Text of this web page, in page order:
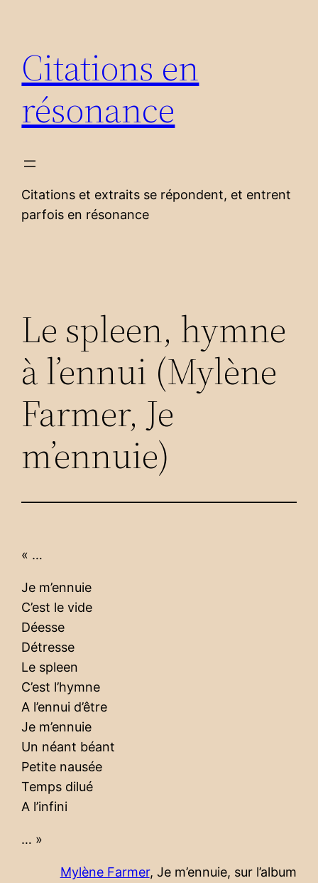
contenu
Citations en
résonance
Citations et extraits se répondent, et entrent
parfois en résonance
Le spleen, hymne
à l’ennui (Mylène
Farmer, Je
m’ennuie)
« …
Je m’ennuie
C’est le vide
Déesse
Détresse
Le spleen
C’est l’hymne
A l’ennui d’être
Je m’ennuie
Un néant béant
Petite nausée
Temps dilué
A l’infini
… »
Mylène Farmer, Je m’ennuie, sur l’album